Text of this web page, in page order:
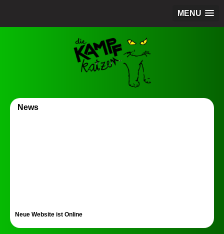
MENU
News
Wir freuen uns sehr, Ihnen